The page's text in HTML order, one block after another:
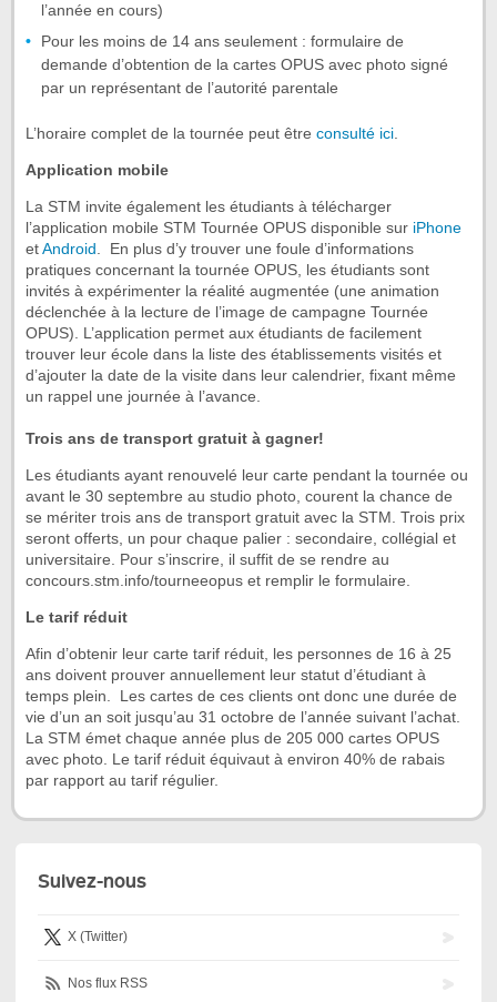
l’année en cours)
Pour les moins de 14 ans seulement : formulaire de
demande d’obtention de la cartes OPUS avec photo signé
par un représentant de l’autorité parentale
L’horaire complet de la tournée peut être consulté ici.
Application mobile
La STM invite également les étudiants à télécharger
l’application mobile STM Tournée OPUS disponible sur iPhone
etAndroid. En plus d’y trouver une foule d’informations
pratiques concernant la tournée OPUS, les étudiants sont
invités à expérimenter la réalité augmentée (une animation
déclenchée à la lecture de l’image de campagne Tournée
OPUS). L’application permet aux étudiants de facilement
trouver leur école dans la liste des établissements visités et
d’ajouter la date de la visite dans leur calendrier, fixant même
un rappel une journée à l’avance.
Trois ans de transport gratuit à gagner!
Les étudiants ayant renouvelé leur carte pendant la tournée ou
avant le 30 septembre au studio photo, courent la chance de
se mériter trois ans de transport gratuit avec la STM. Trois prix
seront offerts, un pour chaque palier : secondaire, collégial et
universitaire. Pour s’inscrire, il suffit de se rendre au
concours.stm.info/tourneeopus et remplir le formulaire.
Le tarif réduit
Afin d’obtenir leur carte tarif réduit, les personnes de 16 à 25
ans doivent prouver annuellement leur statut d’étudiant à
temps plein. Les cartes de ces clients ont donc une durée de
vie d’un an soit jusqu’au 31 octobre de l’année suivant l’achat.
La STM émet chaque année plus de 205 000 cartes OPUS
avec photo. Le tarif réduit équivaut à environ 40% de rabais
par rapport au tarif régulier.
Suivez-nous
X (Twitter)
Nos flux RSS